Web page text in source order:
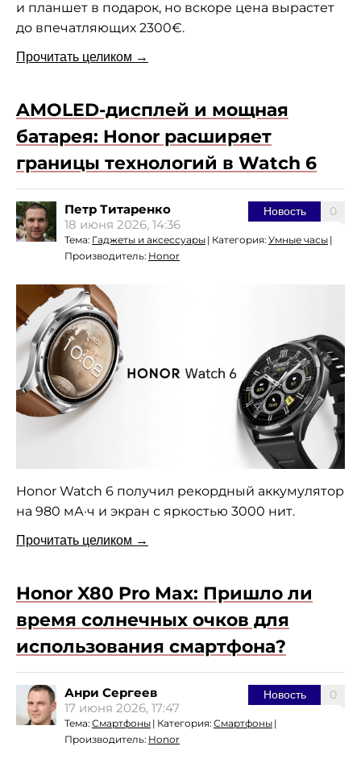
и планшет в подарок, но вскоре цена вырастет
до впечатляющих 2300€.
Прочитать целиком →
AMOLED-дисплей и мощная
батарея: Honor расширяет
границы технологий в Watch 6
0
Новость
Петр Титаренко
18 июня 2026, 14:36
Тема: Гаджеты и аксессуары | Категория: Умные часы |
Производитель: Honor
Honor Watch 6 получил рекордный аккумулятор
на 980 мА·ч и экран с яркостью 3000 нит.
Прочитать целиком →
Honor X80 Pro Max: Пришло ли
время солнечных очков для
использования смартфона?
0
Новость
Анри Сергеев
17 июня 2026, 17:47
Тема: Смартфоны | Категория: Смартфоны |
Производитель: Honor